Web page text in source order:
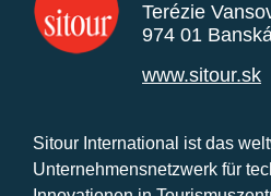
Terézie
974 01
www.sitour.sk
Sitour International ist das
Unternehmensnetzwerk für